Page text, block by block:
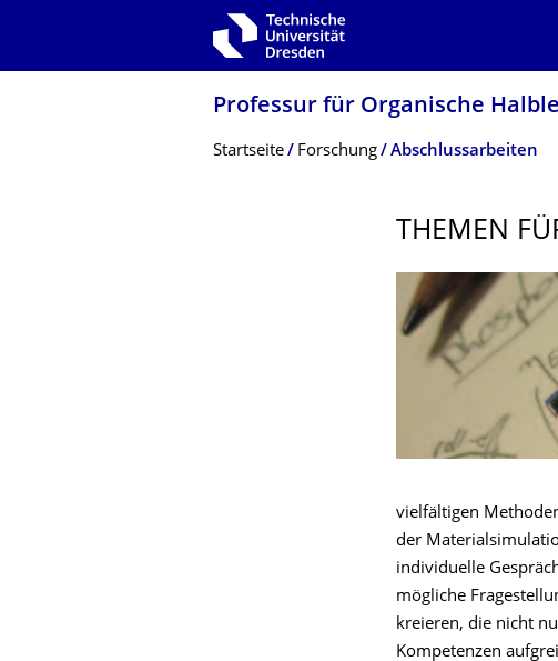
Zur Hauptnavigation springen
Professur für Organische
Breadcrumb-Menü
Startseite Forschung Abschlussarbeiten
THEMEN
vielfältigen
der
individuelle
mögliche
kreieren, die nicht
Kompetenzen